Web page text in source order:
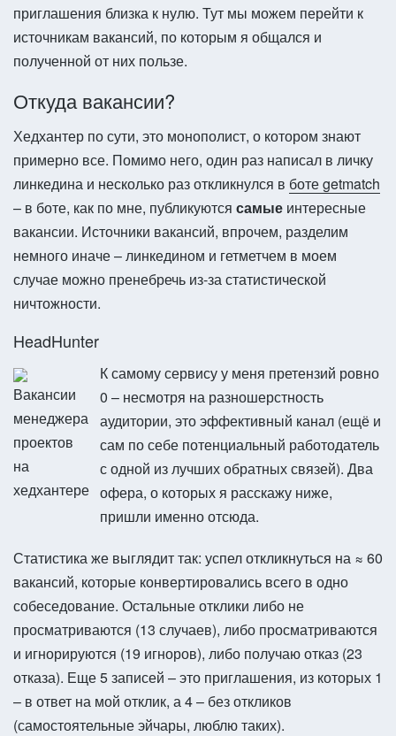
приглашения близка к нулю. Тут мы можем перейти к
источникам вакансий, по которым я общался и
полученной от них пользе.
Откуда вакансии?
Хедхантер по сути, это монополист, о котором знают
примерно все. Помимо него, один раз написал в личку
линкедина и несколько раз откликнулся в боте getmatch
– в боте, как по мне, публикуются самые интересные
вакансии. Источники вакансий, впрочем, разделим
немного иначе – линкедином и гетметчем в моем
случае можно пренебречь из-за статистической
ничтожности.
HeadHunter
К самому сервису у меня претензий ровно
0 – несмотря на разношерстность
аудитории, это эффективный канал (ещё и
сам по себе потенциальный работодатель
с одной из лучших обратных связей). Два
офера, о которых я расскажу ниже,
пришли именно отсюда.
Статистика же выглядит так: успел откликнуться на ≈ 60
вакансий, которые конвертировались всего в одно
собеседование. Остальные отклики либо не
просматриваются (13 случаев), либо просматриваются
и игнорируются (19 игноров), либо получаю отказ (23
отказа). Еще 5 записей – это приглашения, из которых 1
– в ответ на мой отклик, а 4 – без откликов
(самостоятельные эйчары, люблю таких).